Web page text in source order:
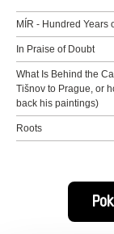
MÍR - Hundred Years
In Praise of Doubt
What Is Behind the
Tišnov to Prague, or
back his paintings)
Roots